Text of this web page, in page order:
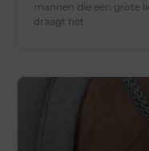
mannen die een grote
draagt het